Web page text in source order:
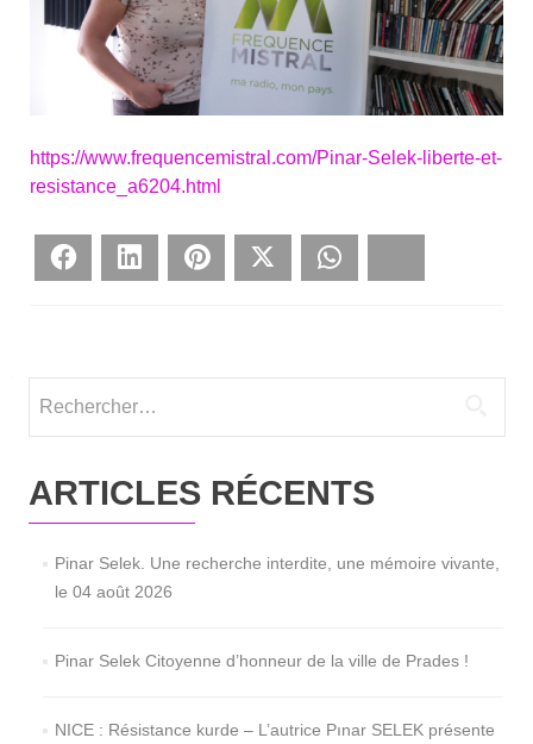
https://www.frequencemistral.com/Pinar-Selek-liberte-et-
resistance_a6204.html
Face­bookLin­ke­dIn Pin­te­rest Twit­ter
ARTICLES RÉCENTS
Pinar Selek. Une recherche interdite, une mémoire vivante,
le 04 août 2026
Pinar Selek Citoyenne d’honneur de la ville de Prades !
NICE : Résistance kurde – L’autrice Pınar SELEK présente